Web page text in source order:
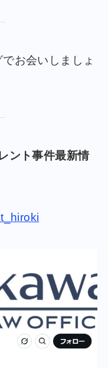
お会いしましょ
ント事件最新情